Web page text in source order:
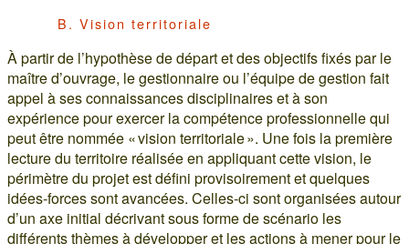
B. Vision territoriale
À partir de l’hypothèse de départ et des objectifs fixés par le
maître d’ouvrage, le gestionnaire ou l’équipe de gestion fait
appel à ses connaissances disciplinaires et à son
expérience pour exercer la compétence professionnelle qui
peut être nommée « vision territoriale ». Une fois la première
lecture du territoire réalisée en appliquant cette vision, le
périmètre du projet est défini provisoirement et quelques
idées-forces sont avancées. Celles-ci sont organisées autour
d’un axe initial décrivant sous forme de scénario les
différents thèmes à développer et les actions à mener pour le